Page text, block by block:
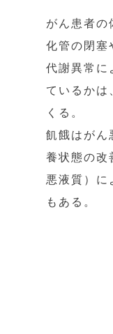
がん患者の
化管の閉塞
代謝異常に
ているかは
くる。
飢餓はがん
養状態の改
悪液質）に
もある。